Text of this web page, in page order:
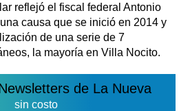
reflejó el fiscal federal Antonio
causa que se inició en 2014 y
de una serie de 7
la mayoría en Villa Nocito.
de La Nueva
sin costo